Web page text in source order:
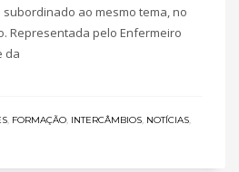
subordinado ao mesmo tema, no
Representada pelo Enfermeiro
da
, FORMAÇÃO, INTERCÂMBIOS, NOTÍCIAS,